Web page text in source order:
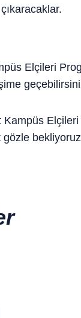
çıkaracaklar.
Elçileri
Kampüs
gözle